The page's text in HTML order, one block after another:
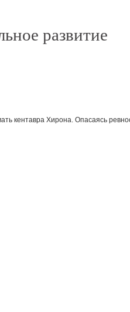
развитие
кентавра Хирона. Опасаясь